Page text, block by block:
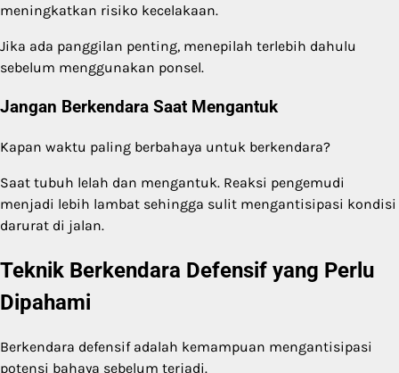
meningkatkan risiko kecelakaan.
Jika ada panggilan penting, menepilah terlebih dahulu
sebelum menggunakan ponsel.
Jangan Berkendara Saat Mengantuk
Kapan waktu paling berbahaya untuk berkendara?
Saat tubuh lelah dan mengantuk. Reaksi pengemudi
menjadi lebih lambat sehingga sulit mengantisipasi kondisi
darurat di jalan.
Teknik Berkendara Defensif yang Perlu
Dipahami
Berkendara defensif adalah kemampuan mengantisipasi
potensi bahaya sebelum terjadi.